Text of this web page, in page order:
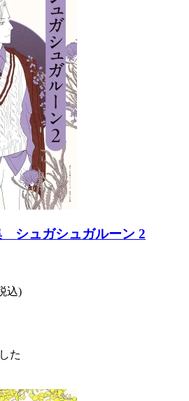
シュガシュガルーン 2
込)
た